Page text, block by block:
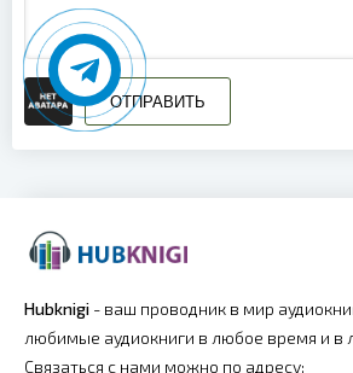
ОТПРАВИТЬ
Hubknigi - ваш проводник в мир
любимые аудиокниги в любое время и в
Связаться с нами можно по адресу: